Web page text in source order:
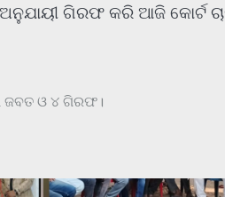
ଗିରଫ କରି ଆଜି କୋର୍ଟ
ଓ ୪ ଗିରଫ।